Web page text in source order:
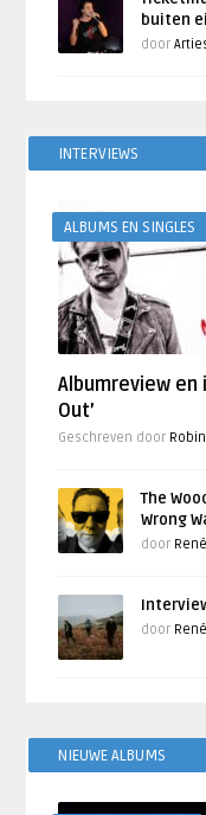
buiten
door
INTERVIEWS
ALBUMS EN SINGLES
Albumreview en
Out’
Geschreven door
The
Wrong
door
door
NIEUWE ALBUMS